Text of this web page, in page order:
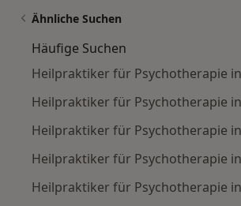
Ähnliche Suchen
Häufige Suchen
Heilpraktiker für Psychotherapie
Heilpraktiker für Psychotherapie
Heilpraktiker für Psychotherapie
Heilpraktiker für Psychotherapie
Heilpraktiker für Psychotherapie